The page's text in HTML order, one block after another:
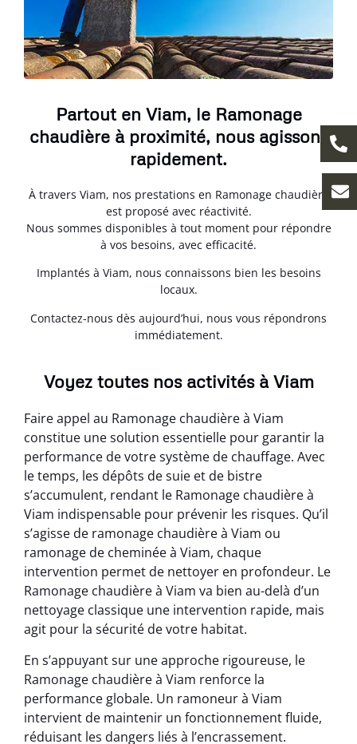
Partout en Viam, le Ramonage
chaudière à proximité, nous agissons
rapidement.
À travers Viam, nos prestations en Ramonage chaudière
est proposé avec réactivité.
Nous sommes disponibles à tout moment pour répondre
à vos besoins, avec efficacité.
Implantés à Viam, nous connaissons bien les besoins
locaux.
Contactez-nous dès aujourd’hui, nous vous répondrons
immédiatement.
Voyez toutes nos activités à Viam
Faire appel au Ramonage chaudière à Viam
constitue une solution essentielle pour garantir la
performance de votre système de chauffage. Avec
le temps, les dépôts de suie et de bistre
s’accumulent, rendant le Ramonage chaudière à
Viam indispensable pour prévenir les risques. Qu’il
s’agisse de ramonage chaudière à Viam ou
ramonage de cheminée à Viam, chaque
intervention permet de nettoyer en profondeur. Le
Ramonage chaudière à Viam va bien au-delà d’un
nettoyage classique une intervention rapide, mais
agit pour la sécurité de votre habitat.
En s’appuyant sur une approche rigoureuse, le
Ramonage chaudière à Viam renforce la
performance globale. Un ramoneur à Viam
intervient de maintenir un fonctionnement fluide,
réduisant les dangers liés à l’encrassement.